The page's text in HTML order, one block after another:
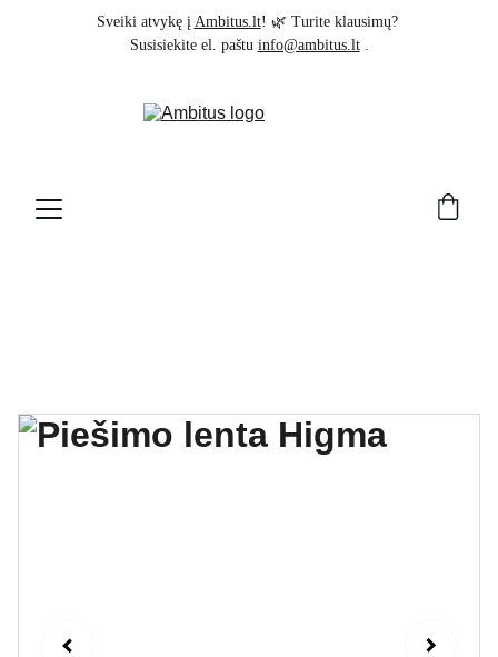
Sveiki atvykę į Ambitus.lt! 🌿 Turite klausimų?
Susisiekite el. paštu info@ambitus.lt .